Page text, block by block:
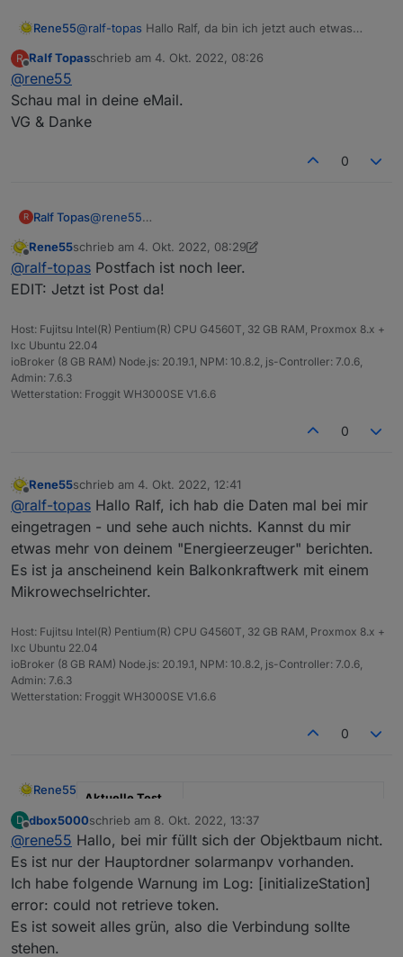
Rene55@ralf-topas Hallo Ralf, da bin ich jetzt auch etwas
(raschy@gmx.de) deine 4 Zugangsdaten. Dann kann
R
Offline
Ralf Topasschrieb am 4. Okt. 2022, 08:26
zuletzt editiert von
@rene55
Schau mal in deine eMail.
VG & Danke
0
R Ralf Topas@rene55
VG & Danke
Offline
Rene55schrieb am 4. Okt. 2022, 08:29
zuletzt editiert von Rene5510. Apr. 2022, 14:29
@ralf-topas Postfach ist noch leer.
EDIT: Jetzt ist Post da!
Host: Fujitsu Intel(R) Pentium(R) CPU G4560T, 32 GB RAM, Proxmox 8.x +
lxc Ubuntu 22.04
ioBroker (8 GB RAM) Node.js: 20.19.1, NPM: 10.8.2, js-Controller: 7.0.6,
Admin: 7.6.3
Wetterstation: Froggit WH3000SE V1.6.6
0
Offline
Rene55schrieb am 4. Okt. 2022, 12:41
zuletzt editiert von
@ralf-topas Hallo Ralf, ich hab die Daten mal bei mir
eingetragen - und sehe auch nichts. Kannst du mir
etwas mehr von deinem "Energieerzeuger" berichten.
Es ist ja anscheinend kein Balkonkraftwerk mit einem
Mikrowechselrichter.
Host: Fujitsu Intel(R) Pentium(R) CPU G4560T, 32 GB RAM, Proxmox 8.x +
lxc Ubuntu 22.04
ioBroker (8 GB RAM) Node.js: 20.19.1, NPM: 10.8.2, js-Controller: 7.0.6,
Admin: 7.6.3
Wetterstation: Froggit WH3000SE V1.6.6
0
Rene55
Aktuelle Test
Version
0.5.1
Veröffentlichun
gsdatum
23.06.2022
Github Link
https://github.com/raschy/ioBrok
er.solarmanpv
D
Offline
dbox5000schrieb am 8. Okt. 2022, 13:37
zuletzt editiert von
@rene55 Hallo, bei mir füllt sich der Objektbaum nicht.
Es ist nur der Hauptordner solarmanpv vorhanden.
Ich habe folgende Warnung im Log: [initializeStation]
error: could not retrieve token.
Es ist soweit alles grün, also die Verbindung sollte
stehen.